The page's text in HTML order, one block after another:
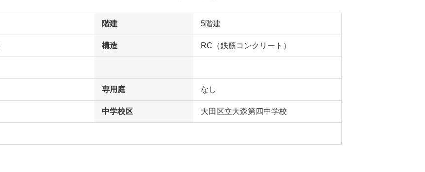
階建 5階建
構造 RC（鉄筋コンクリート）
専用庭 なし
中学校区 大田区立大森第四中学校